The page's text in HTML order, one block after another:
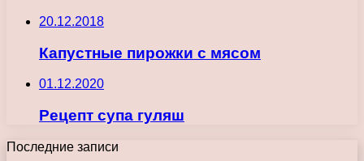
20.12.2018
Капустные пирожки с мясом
01.12.2020
Рецепт супа гуляш
Последние записи